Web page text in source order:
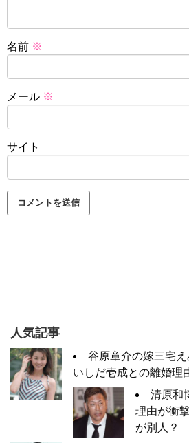
名前 ※
メール ※
サイト
人気記事
谷原章介の嫁三宅
いしだ壱成との離婚理
清原和
理由が衝
が別人？